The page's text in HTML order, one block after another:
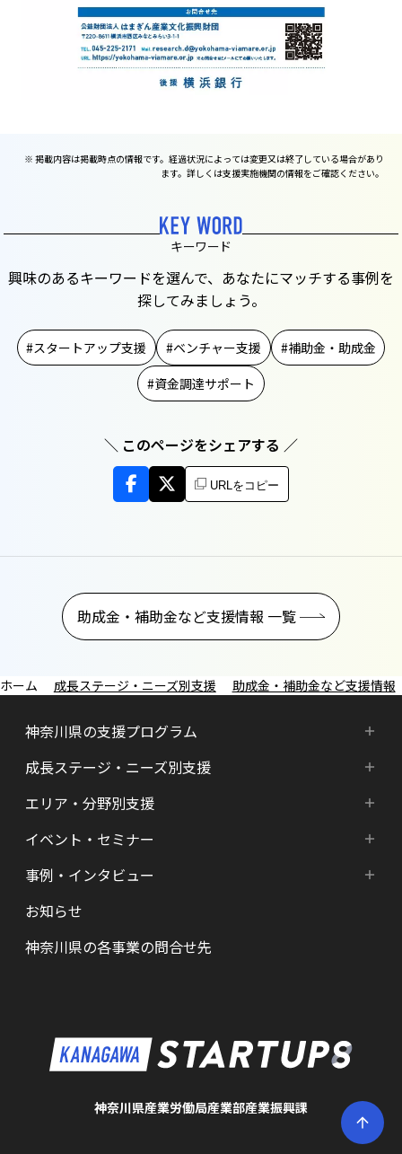
※ 掲載内容は掲載時点の情報です。経過状況によっては変更又は終了している場合があり
ます。詳しくは支援実施機関の情報をご確認ください。
キーワード
興味のあるキーワードを選んで、あなたにマッチする事例を
探してみましょう。
スタートアップ支援 ベンチャー支援
補助金・助成金
資金調達サポート
＼ このページをシェアする ／
URLをコピー
助成金・補助金など支援情報 一覧
成長ステージ・ニーズ別支援 助成金・補助金など支援情報
神奈川県の支援プログラム
神奈川県の支援プログラム
HATSU-SHINKANAGAWA
HATSU起業家支援プログラム
SHINみなとみらい
KID
成長ステージ・ニーズ別支援
成長ステージ・ニーズ別支援
起業準備期支援（アイデア段階）
シード期支援（事業創出段階）
アーリー期支援（事業拡大段階）
メンター・サポーターの紹介
エリア・分野別支援
エリア・分野別支援
HATSU-SHIN の支援拠点
県内の支援拠点・コミュニティー
特区制度（国家戦略特区等）
ロボット産業・宇宙関連産業
イベント・セミナー
新着情報
カレンダー
事例・インタビュー
インタビュー（一覧）
お知らせ
神奈川県の各事業の問合せ先
神奈川県産業労働局産業部産業振興課